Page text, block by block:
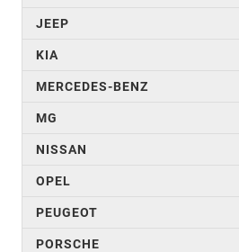
JEEP
KIA
MERCEDES-BENZ
MG
NISSAN
OPEL
PEUGEOT
PORSCHE